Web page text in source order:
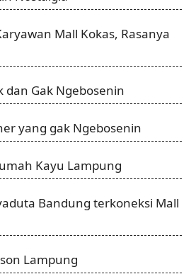
Mall Kokas, Rasanya
dan Gak Ngebosenin
yang gak Ngebosenin
Kayu Lampung
Bandung terkoneksi Mall
Lampung